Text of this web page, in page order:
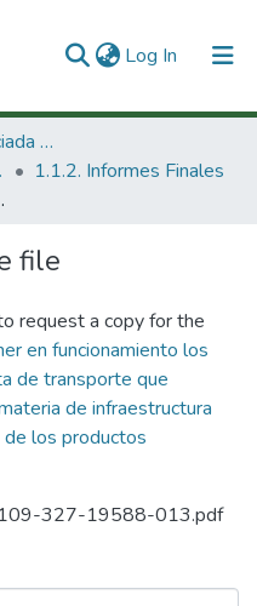
Log In (current)
1. Investigación Financiada con Recursos Públicos
1.1.2. Informes Finales
de los productos Colombianos.
file
request a copy for the
en funcionamiento los
de transporte que
de infraestructura
los productos
327-19588-013.pdf